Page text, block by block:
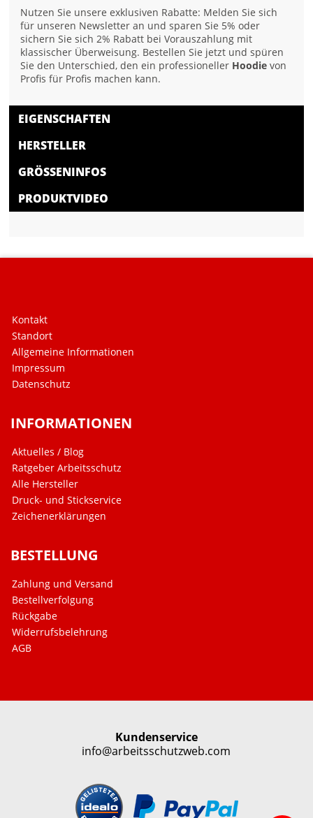
Nutzen Sie unsere exklusiven Rabatte: Melden Sie sich
für unseren Newsletter an und sparen Sie 5% oder
sichern Sie sich 2% Rabatt bei Vorauszahlung mit
klassischer Überweisung. Bestellen Sie jetzt und spüren
Sie den Unterschied, den ein professioneller Hoodie von
Profis für Profis machen kann.
EIGENSCHAFTEN
HERSTELLER
GRÖSSENINFOS
PRODUKTVIDEO
Kontakt
Standort
Allgemeine Informationen
Impressum
Datenschutz
INFORMATIONEN
Aktuelles / Blog
Ratgeber Arbeitsschutz
Alle Hersteller
Druck- und Stickservice
Zeichenerklärungen
BESTELLUNG
Zahlung und Versand
Bestellverfolgung
Rückgabe
Widerrufsbelehrung
AGB
Kundenservice
info@arbeitsschutzweb.com